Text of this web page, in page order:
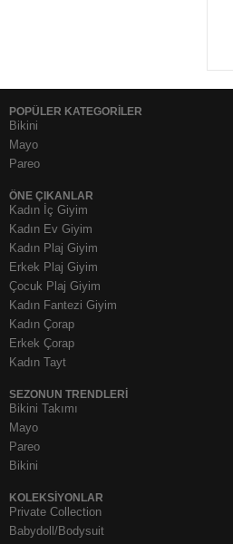
POPÜLER KATEGORİLER
Bikini
Mayo
Pareo
ÖNE ÇIKANLAR
Kadın İç Giyim
Kadın Ev Giyim
Kadın Plaj Giyim
Erkek Plaj Giyim
Çocuk Plaj Giyim
Kadın Fantezi Giyim
Kadın Çorap
Erkek Çorap
Kadın Tayt
SEZONUN TRENDLERI
Bikini Takımı
Mayo
Pareo
Bikini
KOLEKSIYONLAR
Private Collection
Babydoll/Bodysuit